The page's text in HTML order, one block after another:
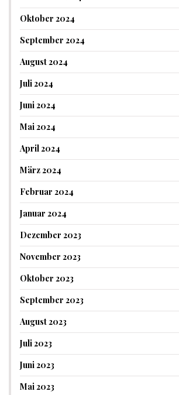
Oktober 2024
September 2024
August 2024
Juli 2024
Juni 2024
Mai 2024
April 2024
März 2024
Februar 2024
Januar 2024
Dezember 2023
November 2023
Oktober 2023
September 2023
August 2023
Juli 2023
Juni 2023
Mai 2023